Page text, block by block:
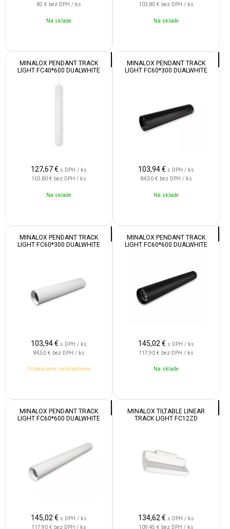
82 € bez DPH / ks
Na sklade
103,80 € bez DPH / ks
Na sklade
MINALOX PENDANT TRACK
LIGHT FC40*600 DUALWHITE
127,67€ s DPH / ks
103,80 € bez DPH / ks
Na sklade
MINALOX PENDANT TRACK
LIGHT FC60*300 DUALWHITE
103,94€ s DPH / ks
84,50 € bez DPH / ks
Na sklade
MINALOX PENDANT TRACK
LIGHT FC60*300 DUALWHITE
103,94€ s DPH / ks
84,50 € bez DPH / ks
Očakávame naskladnenie
MINALOX PENDANT TRACK
LIGHT FC60*600 DUALWHITE
145,02 € s DPH / ks
117,90 € bez DPH / ks
Na sklade
MINALOX PENDANT TRACK
LIGHT FC60*600 DUALWHITE
145,02 € s DPH / ks
117,90 € bez DPH / ks
MINALOX TILTABLE LINEAR
TRACK LIGHT FC12ZD
134,62 € s DPH / ks
109,45 € bez DPH / ks